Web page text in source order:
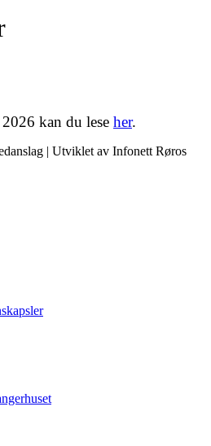
kan du lese her.
| Utviklet av Infonett Røros